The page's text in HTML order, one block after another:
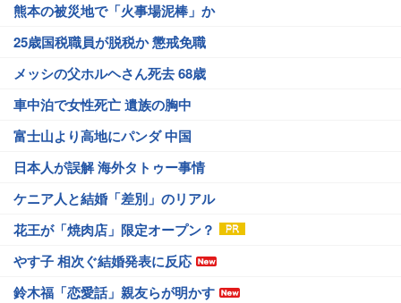
熊本の被災地で「火事場泥棒」か
25歳国税職員が脱税か 懲戒免職
メッシの父ホルヘさん死去 68歳
車中泊で女性死亡 遺族の胸中
富士山より高地にパンダ 中国
日本人が誤解 海外タトゥー事情
ケニア人と結婚「差別」のリアル
花王が「焼肉店」限定オープン？
やす子 相次ぐ結婚発表に反応
鈴木福「恋愛話」親友らが明かす